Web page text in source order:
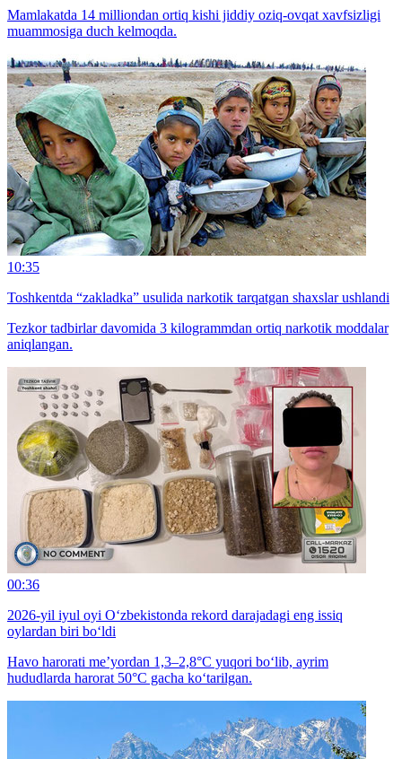
Mamlakatda 14 milliondan ortiq kishi jiddiy oziq-ovqat xavfsizligi
muammosiga duch kelmoqda.
10:35
Toshkentda “zakladka” usulida narkotik tarqatgan shaxslar ushlandi
Tezkor tadbirlar davomida 3 kilogrammdan ortiq narkotik moddalar
aniqlangan.
00:36
2026-yil iyul oyi O‘zbekistonda rekord darajadagi eng issiq
oylardan biri bo‘ldi
Havo harorati me’yordan 1,3–2,8°C yuqori bo‘lib, ayrim
hududlarda harorat 50°C gacha ko‘tarilgan.